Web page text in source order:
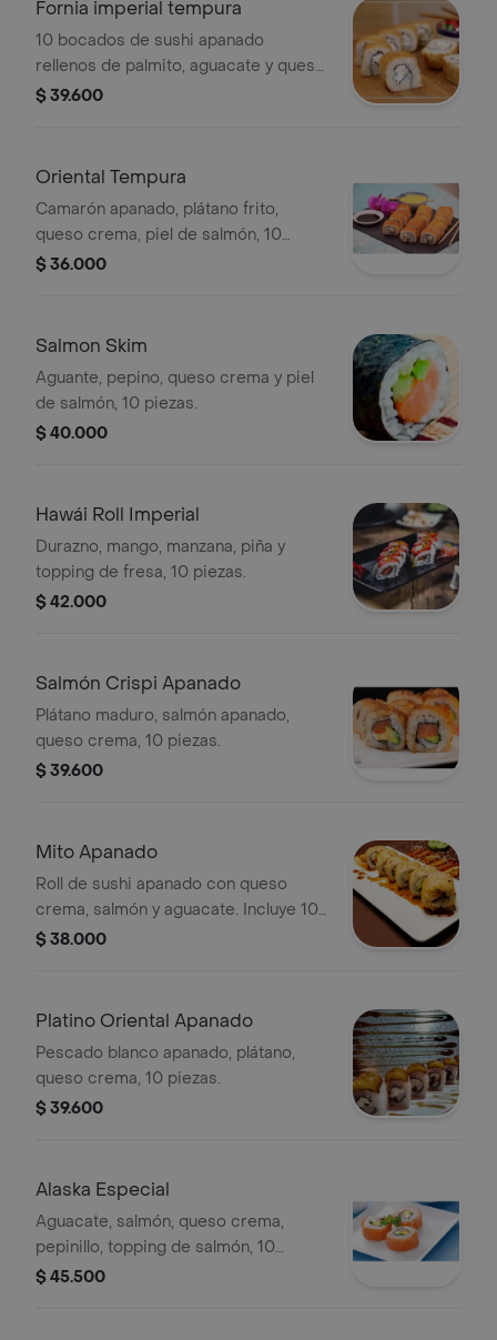
Fornia imperial tempura
10 bocados de sushi apanado
rellenos de palmito, aguacate y queso
crema.
$ 39.600
Oriental Tempura
Camarón apanado, plátano frito,
queso crema, piel de salmón, 10
piezas.
$ 36.000
Salmon Skim
Aguante, pepino, queso crema y piel
de salmón, 10 piezas.
$ 40.000
Hawái Roll Imperial
Durazno, mango, manzana, piña y
topping de fresa, 10 piezas.
$ 42.000
Salmón Crispi Apanado
Plátano maduro, salmón apanado,
queso crema, 10 piezas.
$ 39.600
Mito Apanado
Roll de sushi apanado con queso
crema, salmón y aguacate. Incluye 10
piezas.
$ 38.000
Platino Oriental Apanado
Pescado blanco apanado, plátano,
queso crema, 10 piezas.
$ 39.600
Alaska Especial
Aguacate, salmón, queso crema,
pepinillo, topping de salmón, 10
piezas.
$ 45.500